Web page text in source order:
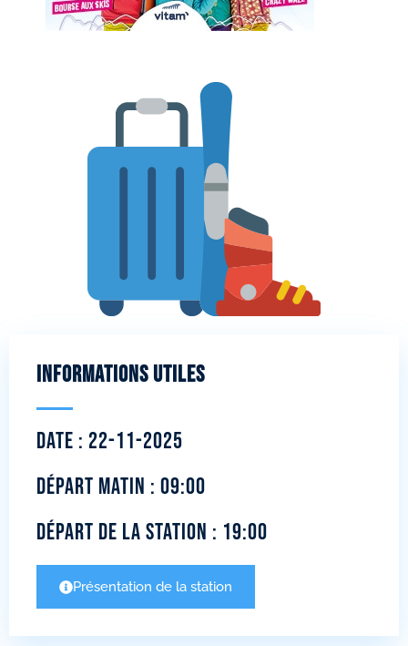
Informations utiles
Date : 22-11-2025
Départ matin : 09:00
Départ de la station : 19:00
Présentation de la station